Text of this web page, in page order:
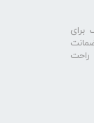
برای
راحت